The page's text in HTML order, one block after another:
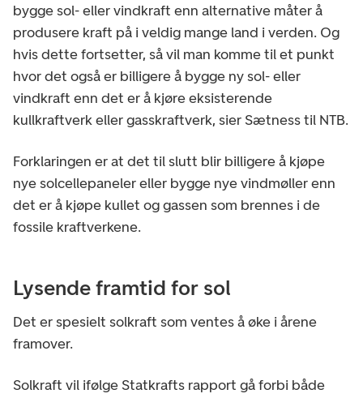
bygge sol- eller vindkraft enn alternative måter å
produsere kraft på i veldig mange land i verden. Og
hvis dette fortsetter, så vil man komme til et punkt
hvor det også er billigere å bygge ny sol- eller
vindkraft enn det er å kjøre eksisterende
kullkraftverk eller gasskraftverk, sier Sætness til NTB.
Forklaringen er at det til slutt blir billigere å kjøpe
nye solcellepaneler eller bygge nye vindmøller enn
det er å kjøpe kullet og gassen som brennes i de
fossile kraftverkene.
Lysende framtid for sol
Det er spesielt solkraft som ventes å øke i årene
framover.
Solkraft vil ifølge Statkrafts rapport gå forbi både